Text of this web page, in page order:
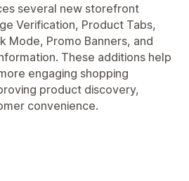
several new storefront
Verification, Product Tabs,
Mode, Promo Banners, and
These additions help
engaging shopping
product discovery,
convenience.
อกแบบ